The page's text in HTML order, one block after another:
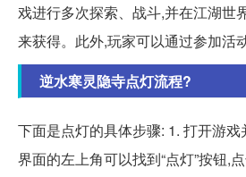
戏进行多次探索、战斗,并在江湖世
来获得。此外,玩家可以通过参加活
逆水寒灵隐寺点灯流程?
下面是点灯的具体步骤: 1. 打开游
界面的左上角可以找到“点灯”按钮,